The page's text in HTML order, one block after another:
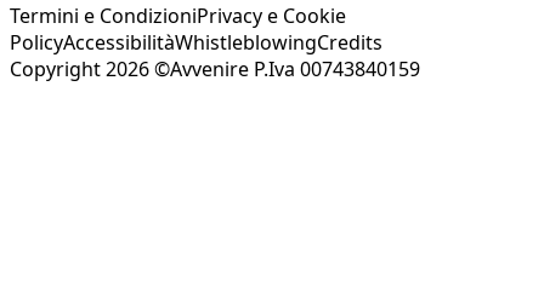
Termini e CondizioniPrivacy e Cookie
PolicyAccessibilitàWhistleblowingCredits
Copyright 2026 ©Avvenire P.Iva 00743840159